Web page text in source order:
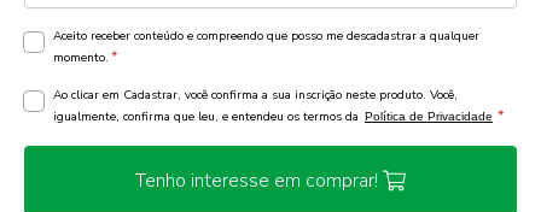
Aceito receber conteúdo e compreendo que posso me descadastrar a qualquer
momento. *
Ao clicar em Cadastrar, você confirma a sua inscrição neste produto. Você,
igualmente, confirma que leu, e entendeu os termos da Política de Privacidade *
Tenho interesse em comprar!